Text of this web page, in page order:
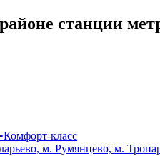
станции
•Комфорт-класс
м. Румянцево, м.